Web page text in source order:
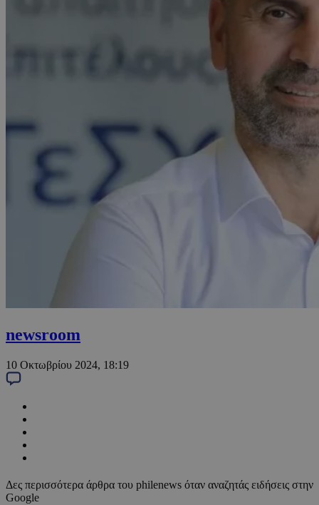
newsroom
10 Οκτωβρίου 2024, 18:19
Δες περισσότερα άρθρα του philenews όταν αναζητάς ειδήσεις στην
Google